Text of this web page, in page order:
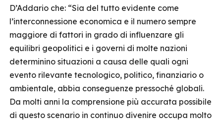
D’Addario che: “Sia del tutto evidente come
l’interconnessione economica e il numero sempre
maggiore di fattori in grado di influenzare gli
equilibri geopolitici e i governi di molte nazioni
determinino situazioni a causa delle quali ogni
evento rilevante tecnologico, politico, finanziario o
ambientale, abbia conseguenze pressoché globali.
Da molti anni la comprensione più accurata possibile
di questo scenario in continuo divenire occupa molto